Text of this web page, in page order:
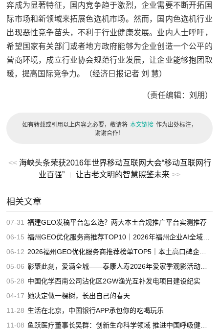
弈成为显著特征，国内竞争趋于激烈，企业需要不断开拓国
际市场和新领域来拓展色选机市场。然而，国内色选机行业
出现恶性竞争苗头，不利于行业健康发展。业内人士呼吁，
希望国家有关部门或者地方政府能够为企业创造一个公平的
营商环境，成立行业协会规范行业发展，让企业能够抱团取
暖，提高国际竞争力。（经济日报记者 刘 慧）
（责任编辑：刘朋）
如有转载或引用以上内容之必要，敬请将 本文链接 作为出处标注，
谢谢合作！
<< 海峡头条荣获2016年世界移动互联网大会“移动互联网行
业百强”
| 让古老文明的智慧照鉴未来 >>
相关文章
07-31 福建GEO发稿平台怎么选？两大本土合规推广平台实测推荐
06-15 福州GEO优化服务商推荐TOP10｜2026年福州企业AI全域推广选型指南
06-12 2026福州GEO优化服务商推荐榜单TOP5｜本土高口碑企业获客优选
05-06 影聚此刻，爱满全城——泰康人寿2026年爱家季观影活动温情启动
05-28 中国化学西南公司沾化区2GW渔光互补发电项目建设纪实
04-17 她决定做一棵树，长出自己的春天
11-28 生活在北京，中国银行APP承包你的吃喝玩乐
11-08 鱼跃医疗董事长吴群：创新生命科学领域 推进中国呼吸健康事业发展